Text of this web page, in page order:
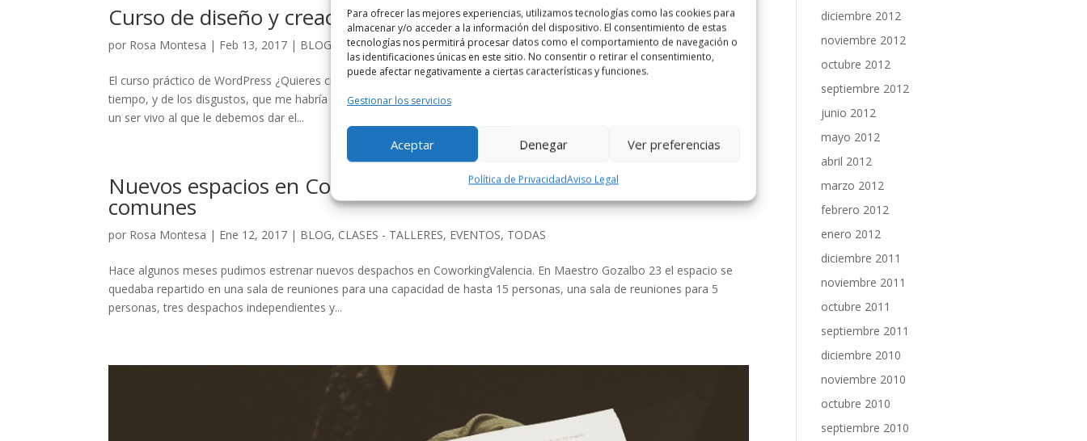
Para ofrecer las mejores experiencias, utilizamos tecnologías como las cookies para
almacenar y/o acceder a la información del dispositivo. El consentimiento de estas
tecnologías nos permitirá procesar datos como el comportamiento de navegación o
las identificaciones únicas en este sitio. No consentir o retirar el consentimiento,
puede afectar negativamente a ciertas características y funciones.
Gestionar los servicios
Aceptar Denegar Ver preferencias
Política de PrivacidadAviso Legal
Curso de diseño y creación web
por Rosa Montesa | Feb 13, 2017 | BLOG CLASES - TALLERES,EVENTOS,mejora,TODAS
El curso práctico de WordPress ¿Quieres crear tu página web en 4 semanas? Mirando hacia atrás, me doy cuenta del
tiempo, y de los disgustos, que me habría ahorrado si hubiera hecho un curso como este. Internet es como si fuera
un ser vivo al que le debemos dar el...
Nuevos espacios en CoworkingValencia: salas, despachos y zonas
comunes
por Rosa Montesa | Ene 12, 2017 | BLOG, CLASES - TALLERES, EVENTOS, TODAS
Hace algunos meses pudimos estrenar nuevos despachos en CoworkingValencia. En Maestro Gozalbo 23 el espacio se
quedaba repartido en una sala de reuniones para una capacidad de hasta 15 personas, una sala de reuniones para 5
personas, tres despachos independientes y...
diciembre 2012
noviembre 2012
octubre 2012
septiembre 2012
junio 2012
mayo 2012
abril 2012
marzo 2012
febrero 2012
enero 2012
diciembre 2011
noviembre 2011
octubre 2011
septiembre 2011
diciembre 2010
noviembre 2010
octubre 2010
septiembre 2010